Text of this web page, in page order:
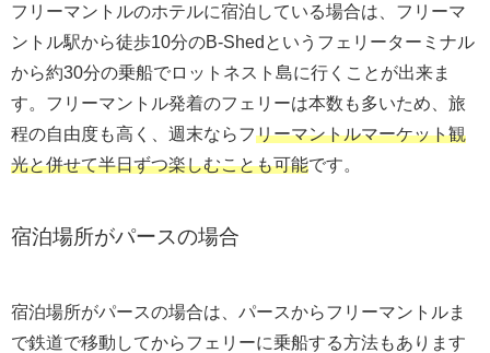
フリーマントルのホテルに宿泊している場合は、フリーマ
ントル駅から徒歩10分のB-Shedというフェリーターミナル
から約30分の乗船でロットネスト島に行くことが出来ま
す。フリーマントル発着のフェリーは本数も多いため、旅
程の自由度も高く、週末ならフリーマントルマーケット観
光と併せて半日ずつ楽しむことも可能です。
宿泊場所がパースの場合
宿泊場所がパースの場合は、パースからフリーマントルま
で鉄道で移動してからフェリーに乗船する方法もあります